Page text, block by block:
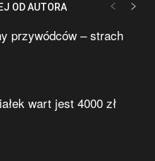
OD AUTORA
przywódców – strach
wart jest 4000 zł